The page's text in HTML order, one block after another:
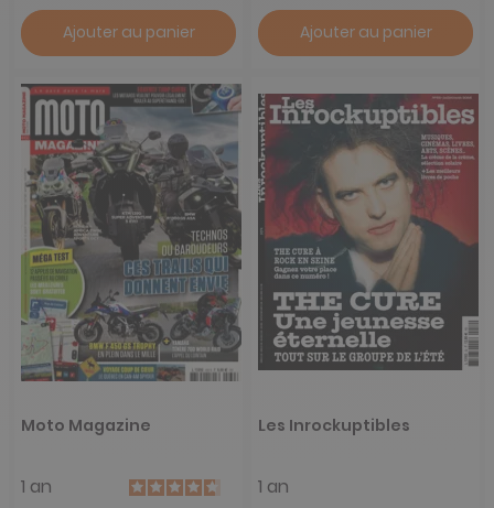
Ajouter au panier Ajouter au panier
Moto Magazine
1 an
Les Inrockuptibles
1 an